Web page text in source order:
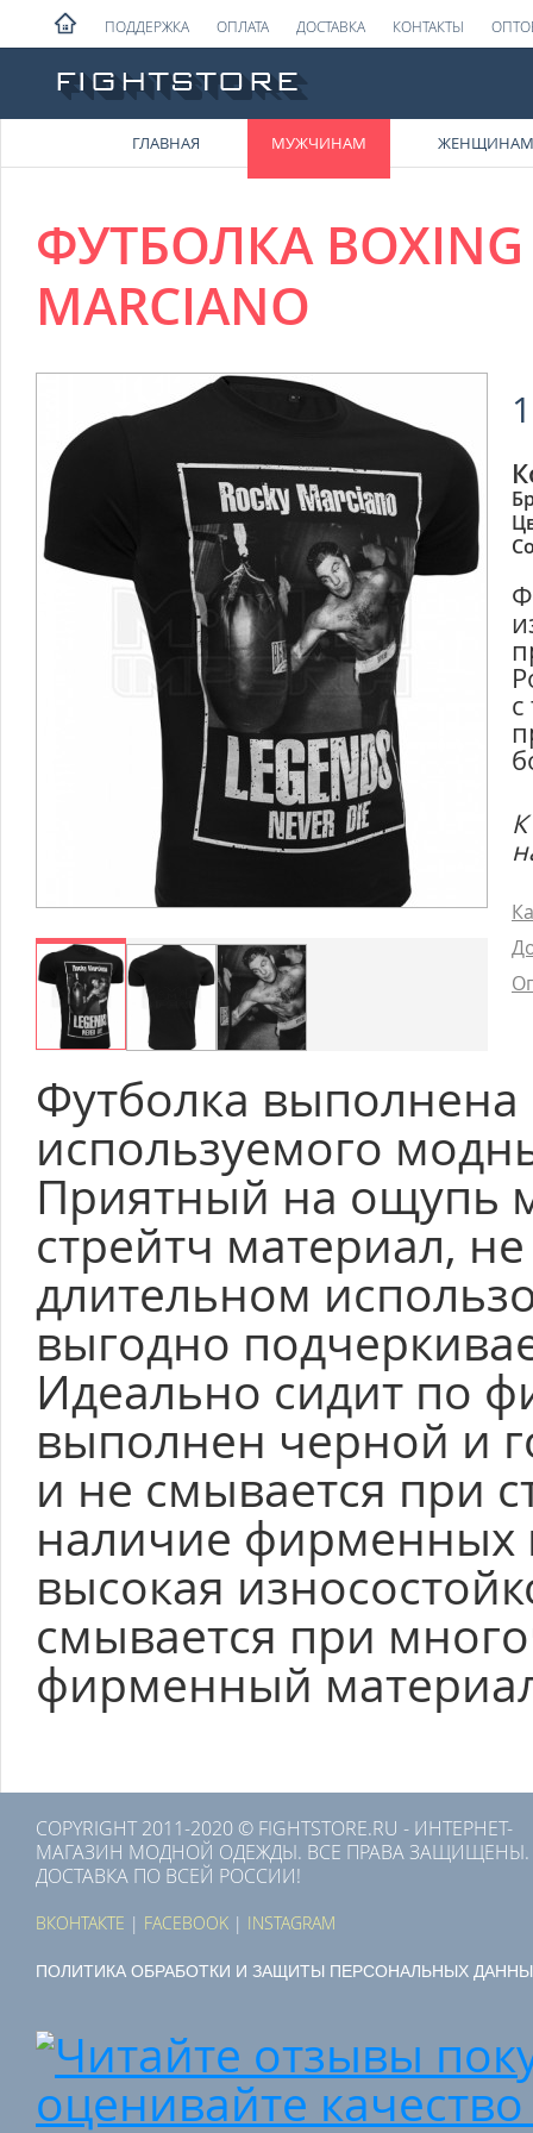
ПОДДЕРЖКА ОПЛАТА ДОСТАВКА КОНТАКТЫ
ГЛАВНАЯ МУЖЧИНАМ ЖЕНЩИНАМ
ФУТБОЛКА BOXING
MARCIANO
Футболка выполнена
используемого
Приятный на ощупь
стрейтч материал,
длительном
выгодно
Идеально сидит по
выполнен черной и
и не смывается при
наличие фирменных
высокая
смывается при
фирменный
COPYRIGHT 2011-2020 © FIGHTSTORE.RU - ИНТЕРНЕТ-
МАГАЗИН МОДНОЙ ОДЕЖДЫ. ВСЕ ПРАВА ЗАЩИЩЕНЫ.
ДОСТАВКА ПО ВСЕЙ РОССИИ!
ВКОНТАКТЕ | FACEBOOK | INSTAGRAM
ПОЛИТИКА ОБРАБОТКИ И ЗАЩИТЫ ПЕРСОНАЛЬНЫХ